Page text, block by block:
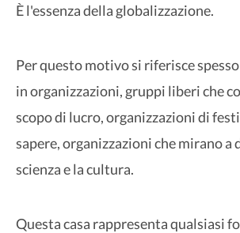
È l'essenza della globalizzazione.
Per questo motivo si riferisce
in organizzazioni, gruppi liberi che
scopo di lucro, organizzazioni di
sapere, organizzazioni che mirano a
scienza e la cultura.
Questa casa rappresenta qualsiasi